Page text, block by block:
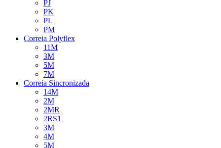
PJ
PK
PL
PM
Correia Polyflex
11M
3M
5M
7M
Correia Sincronizada
14M
2M
2MR
2RS1
3M
4M
5M